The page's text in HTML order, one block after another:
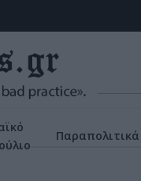
Παραπολιτικά